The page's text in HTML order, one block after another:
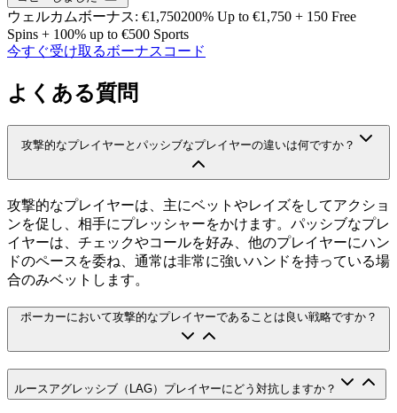
ウェルカムボーナス: €1,750200% Up to €1,750 + 150 Free
Spins + 100% up to €500 Sports
今すぐ受け取るボーナスコード
よくある質問
攻撃的なプレイヤーとパッシブなプレイヤーの違いは何ですか？
攻撃的なプレイヤーは、主にベットやレイズをしてアクショ
ンを促し、相手にプレッシャーをかけます。パッシブなプレ
イヤーは、チェックやコールを好み、他のプレイヤーにハン
ドのペースを委ね、通常は非常に強いハンドを持っている場
合のみベットします。
ポーカーにおいて攻撃的なプレイヤーであることは良い戦略ですか？
ルースアグレッシブ（LAG）プレイヤーにどう対抗しますか？